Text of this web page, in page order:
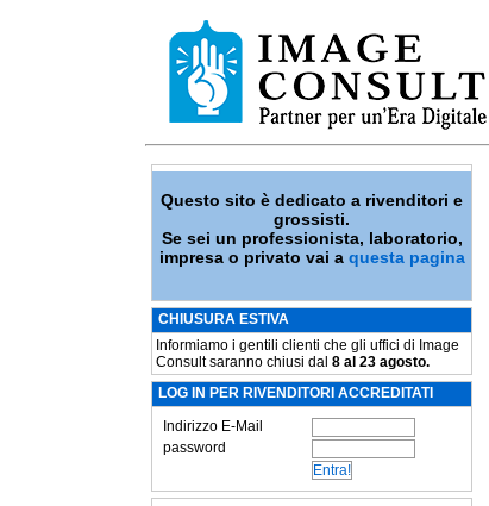
Questo sito è dedicato a rivenditori e
grossisti.
Se sei un professionista, laboratorio,
impresa o privato vai a questa pagina
CHIUSURA ESTIVA
Informiamo i gentili clienti che gli uffici di Image
Consult saranno chiusi dal 8 al 23 agosto.
LOG IN PER RIVENDITORI ACCREDITATI
Indirizzo E-Mail
password